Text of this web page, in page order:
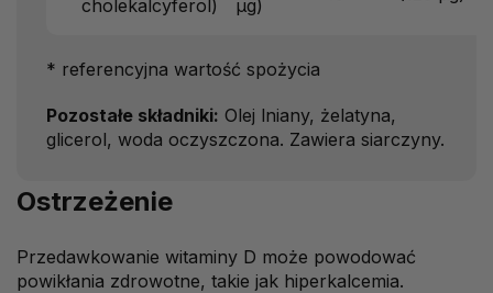
cholekalcyferol)
μg)
* referencyjna wartość spożycia
Pozostałe składniki: Olej lniany, żelatyna,
glicerol, woda oczyszczona. Zawiera siarczyny.
Ostrzeżenie
Przedawkowanie witaminy D może powodować
powikłania zdrowotne, takie jak hiperkalcemia.